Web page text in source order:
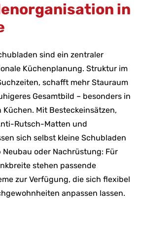
in
sind ein zentraler
Küchenplanung. Struktur im
schafft mehr Stauraum
Gesamtbild – besonders in
Küchen. Mit Besteckeinsätzen,
Rutsch-Matten und
sich selbst kleine Schubladen
oder Nachrüstung: Für
stehen passende
zur Verfügung, die sich flexibel
anpassen lassen.